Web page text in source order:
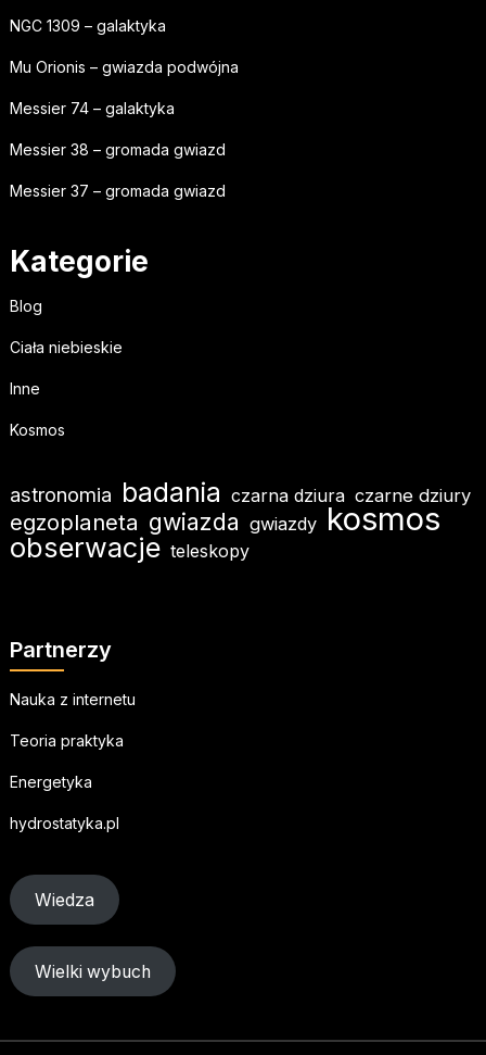
NGC 1309 – galaktyka
Mu Orionis – gwiazda podwójna
Messier 74 – galaktyka
Messier 38 – gromada gwiazd
Messier 37 – gromada gwiazd
Kategorie
Blog
Ciała niebieskie
Inne
Kosmos
astronomia badania czarna dziura czarne dziury
egzoplaneta gwiazda gwiazdy kosmos
obserwacje teleskopy
Partnerzy
Nauka z internetu
Teoria praktyka
Energetyka
hydrostatyka.pl
Wiedza
Wielki wybuch